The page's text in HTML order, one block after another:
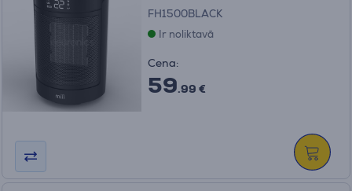
FH1500BLACK
Ir noliktavā
Cena:
59.99 €